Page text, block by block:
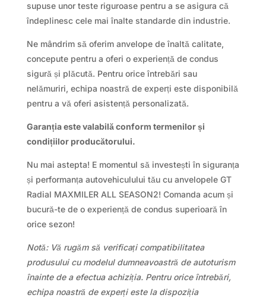
supuse unor teste riguroase pentru a se asigura că
îndeplinesc cele mai înalte standarde din industrie.
Ne mândrim să oferim anvelope de înaltă calitate,
concepute pentru a oferi o experiență de condus
sigură și plăcută. Pentru orice întrebări sau
nelămuriri, echipa noastră de experți este disponibilă
pentru a vă oferi asistență personalizată.
Garanția este valabilă conform termenilor și
condițiilor producătorului.
Nu mai astepta! E momentul să investești în siguranța
și performanța autovehiculului tău cu anvelopele GT
Radial MAXMILER ALL SEASON2! Comanda acum și
bucură-te de o experiență de condus superioară în
orice sezon!
Notă: Vă rugăm să verificați compatibilitatea
produsului cu modelul dumneavoastră de autoturism
înainte de a efectua achiziția. Pentru orice întrebări,
echipa noastră de experți este la dispoziția